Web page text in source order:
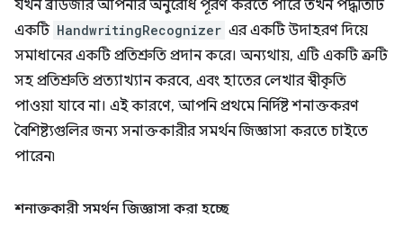
যখন ব্রাউজার আপনার অনুরোধ পূরণ করতে পারে তখন পদ্ধতিটি
একটি HandwritingRecognizer এর একটি উদাহরণ দিয়ে
সমাধানের একটি প্রতিশ্রুতি প্রদান করে। অন্যথায়, এটি একটি ত্রুটি
সহ প্রতিশ্রুতি প্রত্যাখ্যান করবে, এবং হাতের লেখার স্বীকৃতি
পাওয়া যাবে না। এই কারণে, আপনি প্রথমে নির্দিষ্ট শনাক্তকরণ
বৈশিষ্ট্যগুলির জন্য সনাক্তকারীর সমর্থন জিজ্ঞাসা করতে চাইতে
পারেন৷
শনাক্তকারী সমর্থন জিজ্ঞাসা করা হচ্ছে